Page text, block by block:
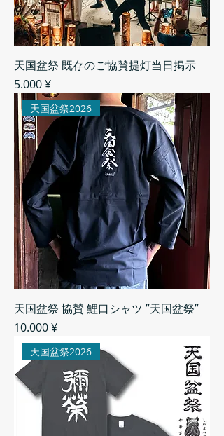
天国盆祭 既存のご協賛提灯当日掲示
Preis
5.000 ¥
天国盆祭2026
天国盆祭 協賛 鯉口シャツ ”天国盆祭”
Preis
10.000 ¥
天国盆祭2026